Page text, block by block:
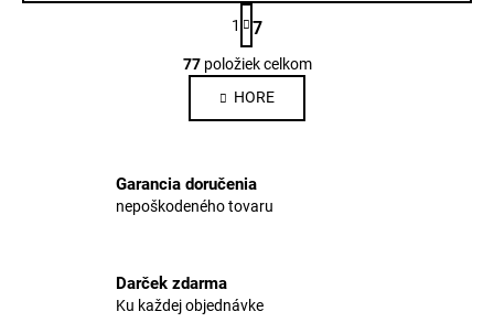
O
v
l
á
a
c
i
r
v
S
t
r
á
n
k
a
n
1 7
77položiek celkom
HORE
Garancia doručenia
nepoškodeného tovaru
Darček zdarma
Ku každej objednávke